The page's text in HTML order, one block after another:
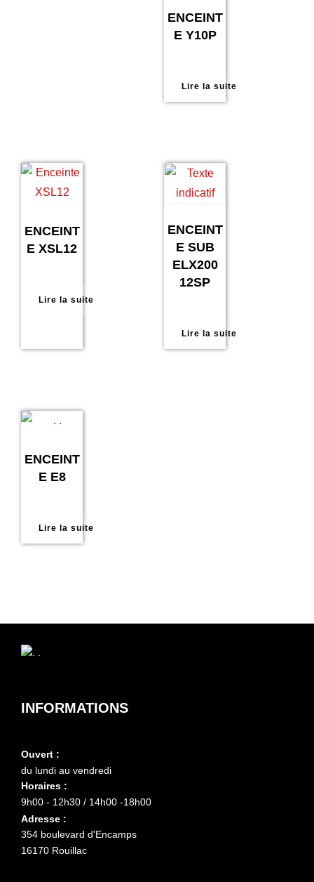
ENCEINT
E Y10P
Lire la suite
ENCEINT
E XSL12
Lire la suite
ENCEINT
E SUB
ELX200
12SP
Lire la suite
ENCEINT
E E8
Lire la suite
INFORMATIONS
Ouvert :
du lundi au vendredi
Horaires :
9h00 - 12h30 / 14h00 -18h00
Adresse :
354 boulevard d'Encamps
16170 Rouillac